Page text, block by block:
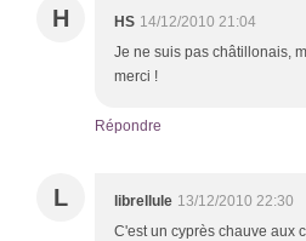
H HS 14/12/2010 21:04
Je ne suis pas châtillonais,
merci !
Répondre
L librellule 13/12/2010 22:30
C'est un cyprès chauve aux